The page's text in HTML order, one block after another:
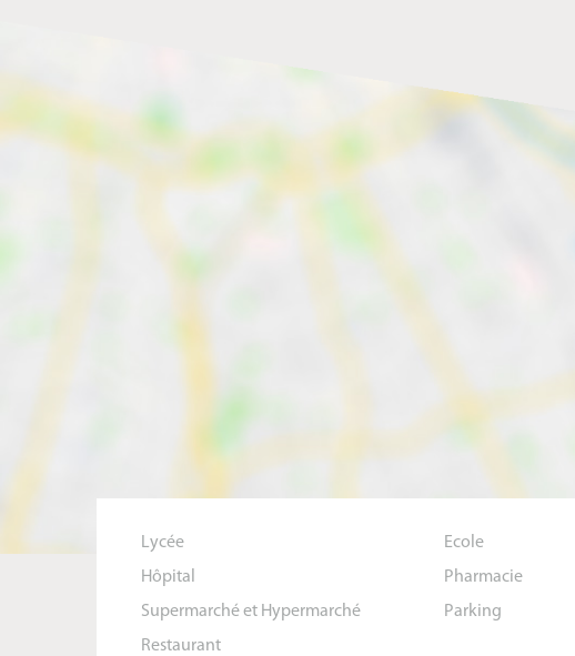
Lycée Ecole
Hôpital
Pharmacie
Supermarché et Hypermarché
Parking
Restaurant